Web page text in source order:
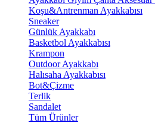
Koşu&Antrenman Ayakkabısı
Sneaker
Günlük Ayakkabı
Basketbol Ayakkabısı
Krampon
Outdoor Ayakkabı
Halısaha Ayakkabısı
Bot&Çizme
Terlik
Sandalet
Tüm Ürünler